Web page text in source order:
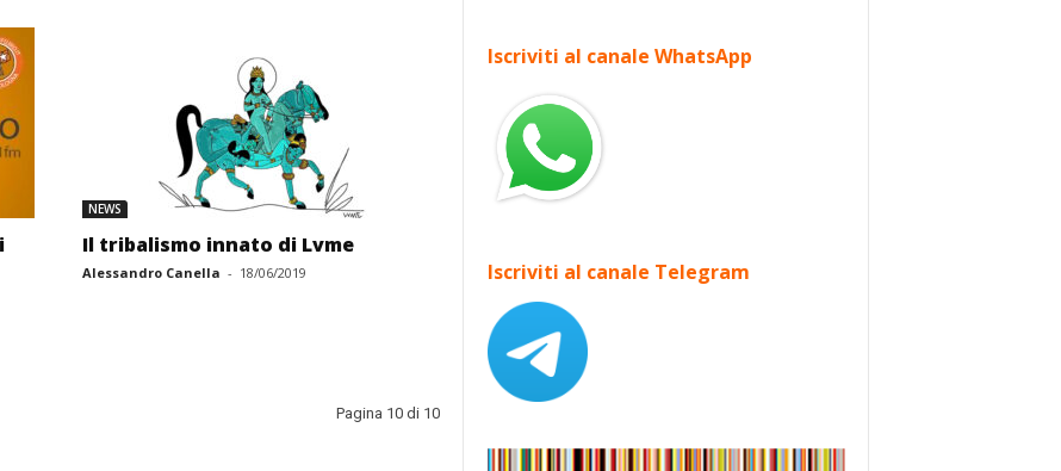
NEWS
Il tribalismo innato di Lvme
Alessandro Canella - 18/06/2019
Pagina 10 di 10
Iscriviti al canale WhatsApp
Iscriviti al canale Telegram